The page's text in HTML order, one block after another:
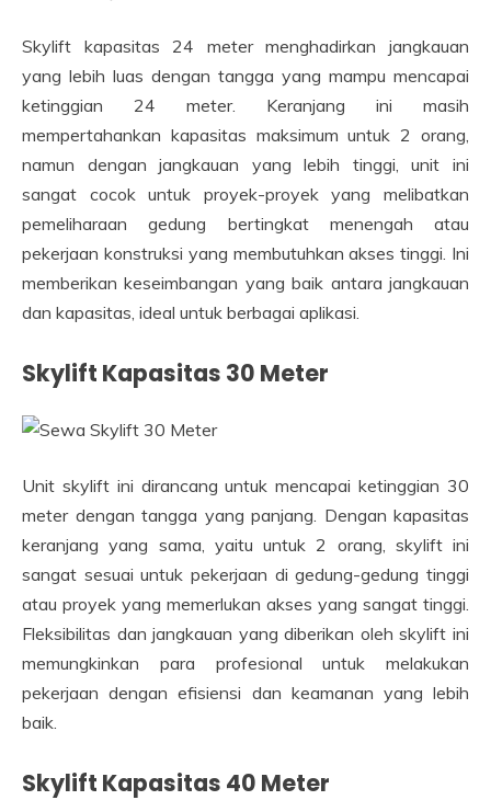
Skylift kapasitas 24 meter menghadirkan jangkauan
yang lebih luas dengan tangga yang mampu mencapai
ketinggian 24 meter. Keranjang ini masih
mempertahankan kapasitas maksimum untuk 2 orang,
namun dengan jangkauan yang lebih tinggi, unit ini
sangat cocok untuk proyek-proyek yang melibatkan
pemeliharaan gedung bertingkat menengah atau
pekerjaan konstruksi yang membutuhkan akses tinggi. Ini
memberikan keseimbangan yang baik antara jangkauan
dan kapasitas, ideal untuk berbagai aplikasi.
Skylift Kapasitas 30 Meter
Unit skylift ini dirancang untuk mencapai ketinggian 30
meter dengan tangga yang panjang. Dengan kapasitas
keranjang yang sama, yaitu untuk 2 orang, skylift ini
sangat sesuai untuk pekerjaan di gedung-gedung tinggi
atau proyek yang memerlukan akses yang sangat tinggi.
Fleksibilitas dan jangkauan yang diberikan oleh skylift ini
memungkinkan para profesional untuk melakukan
pekerjaan dengan efisiensi dan keamanan yang lebih
baik.
Skylift Kapasitas 40 Meter